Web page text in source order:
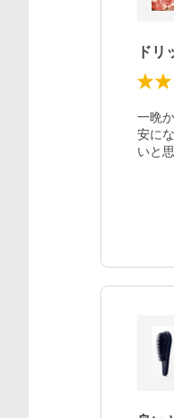
ド
一晩
安に
いと